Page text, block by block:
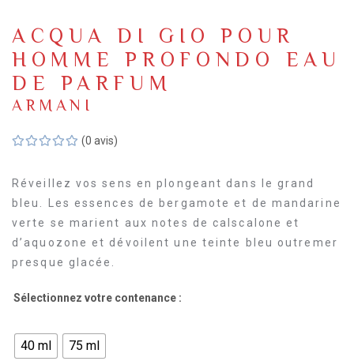
ACQUA DI GIO POUR
HOMME PROFONDO EAU
DE PARFUM
ARMANI
(0 avis)
Réveillez vos sens en plongeant dans le grand
bleu. Les essences de bergamote et de mandarine
verte se marient aux notes de calscalone et
d’aquozone et dévoilent une teinte bleu outremer
presque glacée.
Sélectionnez votre contenance :
40 ml 75 ml